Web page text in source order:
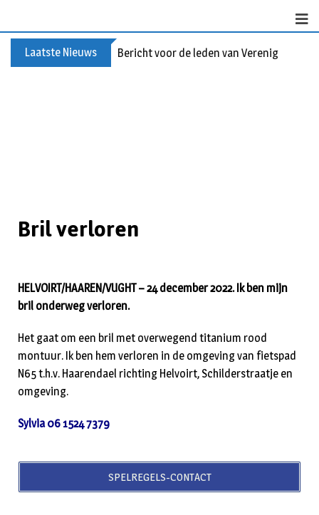
Laatste Nieuws Bericht voor de leden van Vereniging 55+
Bril verloren
HELVOIRT/HAAREN/VUGHT – 24 december 2022. Ik ben mijn
bril onderweg verloren.
Het gaat om een bril met overwegend titanium rood
montuur. Ik ben hem verloren in de omgeving van fietspad
N65 t.h.v. Haarendael richting Helvoirt, Schilderstraatje en
omgeving.
Sylvia 06 1524 7379
SPELREGELS-CONTACT